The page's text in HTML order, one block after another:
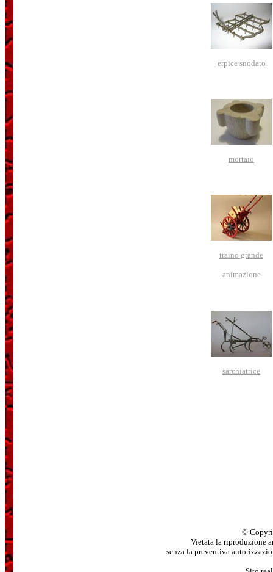
erpice snodato
mortaio
traino grande
animazione
sarchiatrice
©
Vietata la riproduzione
senza la preventiva